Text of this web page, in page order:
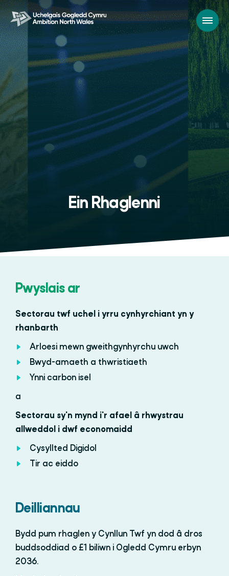
Ein Rhaglenni
Pwyslais ar
Sectorau twf uchel i yrru cynhyrchiant yn y
rhanbarth
Arloesi mewn gweithgynhyrchu uwch
Bwyd-amaeth a thwristiaeth
Ynni carbon isel
a
Sectorau sy'n mynd i'r afael â rhwystrau
allweddol i dwf economaidd
Cysyllted Digidol
Tir ac eiddo
Deilliannau
Bydd pum rhaglen y Cynllun Twf yn dod â dros
buddsoddiad o £1 biliwn i Ogledd Cymru erbyn
2036.